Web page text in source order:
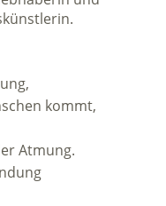
kommt,
Atmung.